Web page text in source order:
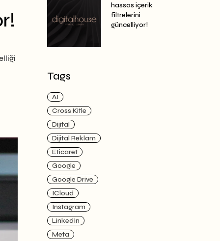
hassas içerik
filtrelerini
güncelliyor!
Tags
AI
Cross Kitle
Dijital
Dijital Reklam
Eticaret
Google
Google Drive
ICloud
Instagram
LinkedIn
Meta